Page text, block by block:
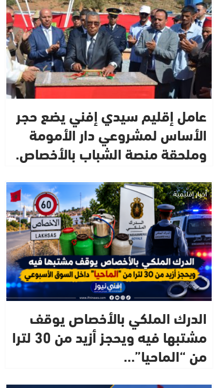
عامل إقليم سيدي إفني يضع حجر
الأساس لمشروعي دار الأمومة
وملحقة منصة الشباب بالأخصاص.
أخبار إقليمية
الدرك الملكي بالأخصاص يوقف
مشتبها فيه ويحجز أزيد من 30 لترا
من “الماحيا”…